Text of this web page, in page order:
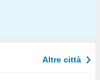
Altre città